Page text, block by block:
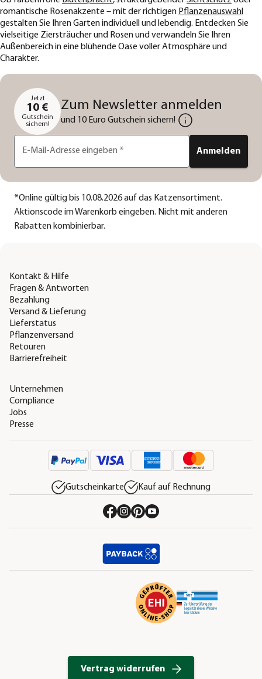
romantische Rosenakzente – mit der richtigen Pflanzenauswahl
gestalten Sie Ihren Garten individuell und lebendig. Entdecken Sie
vielseitige Ziersträucher und Rosen und verwandeln Sie Ihren
Außenbereich in eine blühende Oase voller Atmosphäre und
Charakter.
Jetzt
10 €
Gutschein
sichern!
Zum Newsletter anmelden
und 10 Euro Gutschein sichern!
E-Mail-Adresse eingeben * Anmelden
*Online gültig bis 10.08.2026 auf das Katzensortiment.
Aktionscode im Warenkorb eingeben. Nicht mit anderen
Rabatten kombinierbar.
Kontakt & Hilfe
Fragen & Antworten
Bezahlung
Versand & Lieferung
Lieferstatus
Pflanzenversand
Retouren
Barrierefreiheit
Unternehmen
Compliance
Jobs
Presse
Gutscheinkarte Kauf auf Rechnung
Vertrag widerrufen